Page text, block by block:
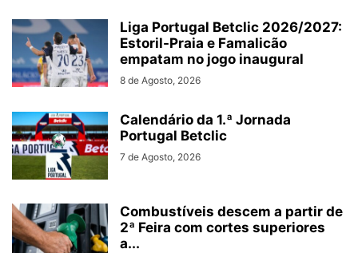
Liga Portugal Betclic 2026/2027:
Estoril-Praia e Famalicão
empatam no jogo inaugural
8 de Agosto, 2026
Calendário da 1.ª Jornada
Portugal Betclic
7 de Agosto, 2026
Combustíveis descem a partir de
2ª Feira com cortes superiores
a...